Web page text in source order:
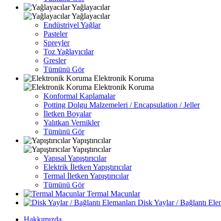
Yağlayacılar
Yağlayacılar
Endüstriyel Yağlar
Pasteler
Spreyler
Toz Yağlayıcılar
Gresler
Tümünü Gör
Elektronik Koruma
Elektronik Koruma
Konformal Kaplamalar
Potting Dolgu Malzemeleri / Encapsulation / Jeller
İletken Boyalar
Yalıtkan Vernikler
Tümünü Gör
Yapıştırıcılar
Yapıştırıcılar
Yapısal Yapıştırıcılar
Elektrik İletken Yapıştırıcılar
Termal İletken Yapıştırıcılar
Tümünü Gör
Termal Macunlar
Disk Yaylar / Bağlantı
Hakkımızda